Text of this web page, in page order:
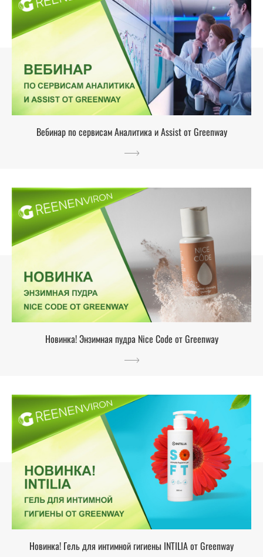
Вебинар по сервисам Аналитика и Assist от Greenway
Новинка! Энзимная пудра Nice Code от Greenway
Новинка! Гель для интимной гигиены INTILIA от Greenway